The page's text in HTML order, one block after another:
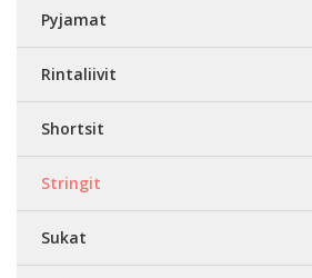
Pyjamat
Rintaliivit
Shortsit
Stringit
Sukat